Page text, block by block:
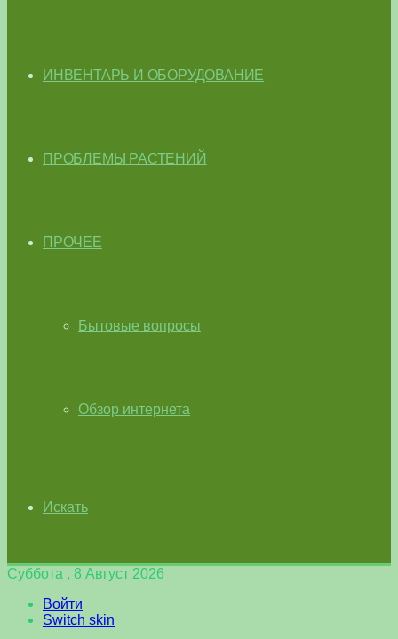
ИНВЕНТАРЬ И ОБОРУДОВАНИЕ
ПРОБЛЕМЫ РАСТЕНИЙ
ПРОЧЕЕ
Бытовые вопросы
Обзор интернета
Искать
Суббота , 8 Август 2026
Войти
Switch skin